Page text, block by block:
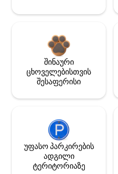
შინაური
ცხოველებისთვის
შესაფერისი
უფასო პარკირების
ადგილი
ტერიტორიაზე